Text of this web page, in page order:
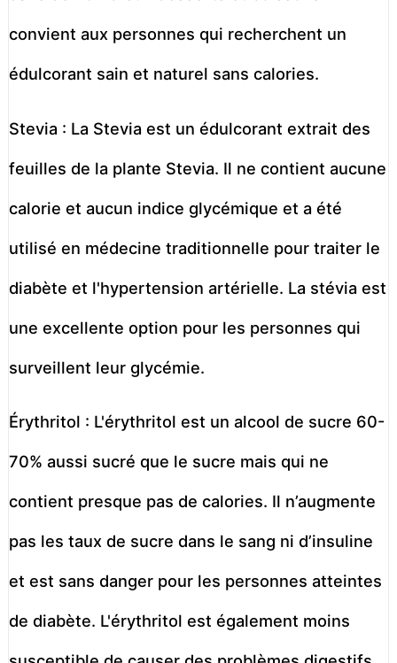
convient aux personnes qui recherchent un
édulcorant sain et naturel sans calories.
Stevia : La Stevia est un édulcorant extrait des
feuilles de la plante Stevia. Il ne contient aucune
calorie et aucun indice glycémique et a été
utilisé en médecine traditionnelle pour traiter le
diabète et l'hypertension artérielle. La stévia est
une excellente option pour les personnes qui
surveillent leur glycémie.
Érythritol : L'érythritol est un alcool de sucre 60-
70% aussi sucré que le sucre mais qui ne
contient presque pas de calories. Il n’augmente
pas les taux de sucre dans le sang ni d’insuline
et est sans danger pour les personnes atteintes
de diabète. L'érythritol est également moins